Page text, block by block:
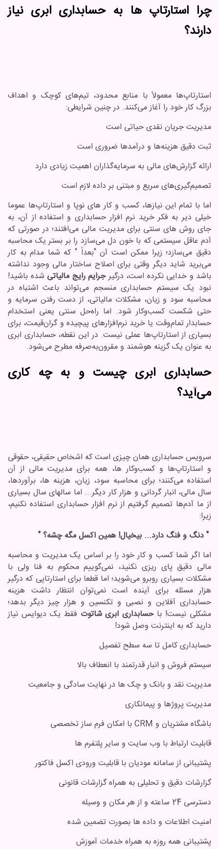
چرا استارتاپ ها به حسابداری ابری نیاز
دارند؟
استارتاپ‌ها معمولاً با منابع محدود، تیم‌های کوچک و اهداف
بزرگ کار خود را آغاز می‌کنند. در چنین شرایطی:
مدیریت جریان نقدی حیاتی است
ثبت دقیق هزینه‌ها و درآمدها ضروری است
ارائه گزارش‌های مالی به سرمایه‌گذاران اهمیت زیادی دارد
تصمیم‌گیری‌های سریع و مبتنی بر داده لازم است
اما با تمام این نیازها، کسب و کار های نوپا و استارتاپ‌ها عموما
خیلی دیر به فکر خرید نرم افزار حسابداری و استفاده از آن، به
جای روش های سنتی برای مدیریت مالی می‌افتند؛ در صورتی که
آدم عاقل سیستمی که با خون دل می‌سازد را بر بستر یک محاسبه
دقیق می‌سازد؛ زیرا ممکن است آن "بعداً " که شما مدام به کار
می‌برید شاید دیگر وقتی برای اصلاح ساختار مالی وجود نداشته
باشد و خدایی نکرده است، درگیرجرایم رایج مالیاتی شده باشید!
نبود یک سیستم حسابداری منسجم می‌تواند باعث اشتباه در
محاسبه سود و زیان، مشکلات مالیاتی، از دست رفتن سرمایه و
حتی شکست کسب‌وکار شود. اما راه‌حل سنتی یعنی استخدام
حسابدار تمام‌وقت یا خرید نرم‌افزارهای پیچیده و گران‌قیمت، برای
بسیاری از استارتاپ‌ها عملی نیست. در این نقطه، حسابداری ابری
به عنوان یک گزینه هوشمند و مقرون‌به‌صرفه مطرح می‌شود.
حسابداری ابری چیست و به چه کاری
می‌آید؟
سرویس حسابداری همان چیزی است که اشخاص حقیقی، حقوقی
و استارتاپ‌ها و کسب‌و‌کار ها، همه برای مدیریت مالی از آن
استفاده می‌کنند؛ برای محاسبه سود، زیان، هزینه ها، برآورد‌ها،
سال مالی، انبار گردانی و هزار کار دیگر... اما سالهای سال بسیاری
از ما آدم‌ها تصمیم گرفتیم از نرم افزار حسابداری استفاده نکنیم،
زیرا:
" دنگ و فنگ دارد... بیخیال! همین اکسل مگه چشه؟ "
اما اگر شما کسب و کار خود را بر اساس یک مدیریت و محاسبه
مالی دقیق پای ریزی نکنید، نمی‌گوییم محکوم به فنا ولی با
مشکلات بسیاری روبرو می‌شوید؛ اما قطعا برای استارتاپی که درگیر
هزار مسئله برای آینده است نمی‌توان انتظار داشت هزینه
حسابداری آفلاین و نصبی و تکنسین و هزار چیز دیگر بدهد؛
مشکلی نیست! باحسابداری ابری شاتوت فقط یک دیوایس نیاز
دارید که به اینترنت وصل شود!
حسابداری کامل تا سه سطح تفصیل
سیستم فروش و انبار قدرتمند با انعطاف بالا
مدیریت نقد و بانک و چک ها در نهایت سادگی و جامعیت
مدیریت پروژها و پیمانکاری
باشگاه مشتریان و CRM با امکان فرم ساز تخصصی
قابلیت ارتباط با وب سایت و سایر پلتفرم ها
پشتیبانی از سامانه مودیان با قابلیت ورودی اکسل فاکتور
گزارشات دقیق و تحلیلی به همراه گزارشات قانونی
دسترسی 24 ساعته و از هر مکان و وسیله
امنیت اطلاعات و داده ها بصورت تضمین شده
پشتیبانی همه روزه به همراه خدمات آموزش